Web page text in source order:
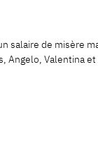
salaire de misère
Angelo, Valentina